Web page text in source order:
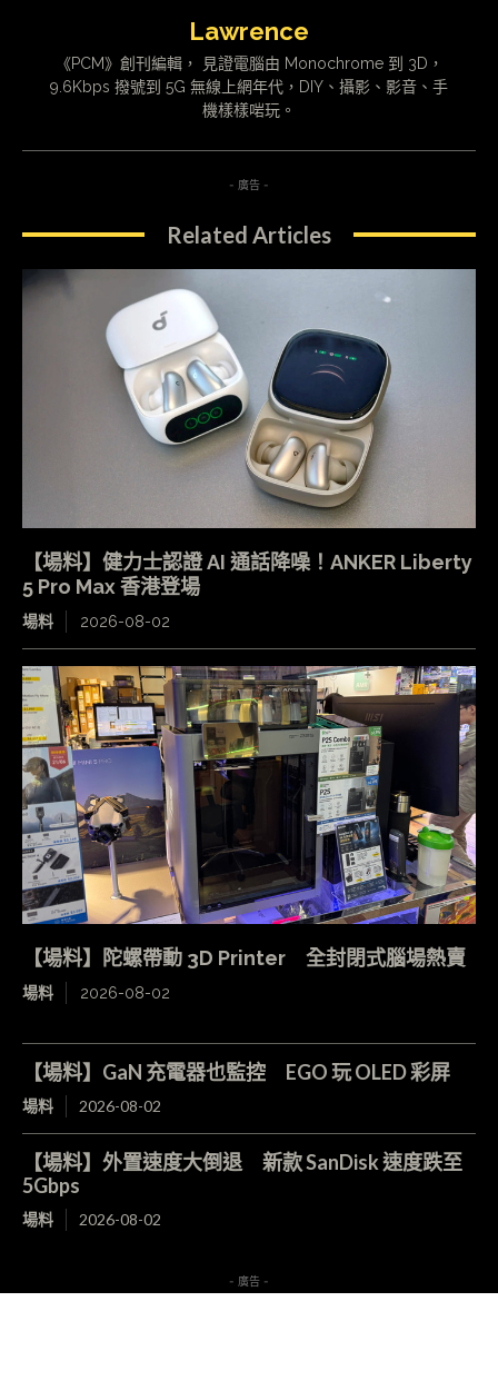
Lawrence
《PCM》創刊編輯， 見證電腦由 Monochrome 到 3D，
9.6Kbps 撥號到 5G 無線上網年代，DIY、攝影、影音、手
機樣樣啱玩。
- 廣告 -
Related Articles
【場料】健力士認證 AI 通話降噪！ANKER Liberty
5 Pro Max 香港登場
場料 2026-08-02
【場料】陀螺帶動 3D Printer 全封閉式腦場熱賣
場料 2026-08-02
【場料】GaN 充電器也監控 EGO 玩 OLED 彩屏
場料 2026-08-02
【場料】外置速度大倒退 新款 SanDisk 速度跌至
5Gbps
場料 2026-08-02
- 廣告 -